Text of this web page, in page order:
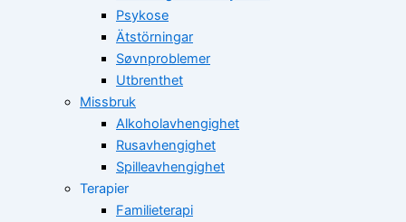
Psykose
Ätstörningar
Søvnproblemer
Utbrenthet
Missbruk
Alkoholavhengighet
Rusavhengighet
Spilleavhengighet
Terapier
Familieterapi